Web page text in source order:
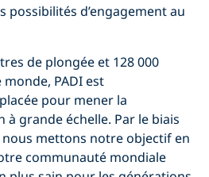
possibilités d’engagement au
de plongée et 128 000
PADI est
pour mener la
à grande échelle. Par le biais
mettons notre objectif en
communauté mondiale